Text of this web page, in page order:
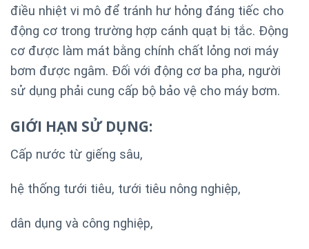
điều nhiệt vi mô để tránh hư hỏng đáng tiếc cho
động cơ trong trường hợp cánh quạt bị tắc. Động
cơ được làm mát bằng chính chất lỏng nơi máy
bơm được ngâm. Đối với động cơ ba pha, người
sử dụng phải cung cấp bộ bảo vệ cho máy bơm.
GIỚI HẠN SỬ DỤNG:
Cấp nước từ giếng sâu,
hệ thống tưới tiêu, tưới tiêu nông nghiệp,
dân dụng và công nghiệp,